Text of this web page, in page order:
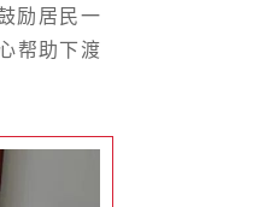
励居民一
帮助下渡